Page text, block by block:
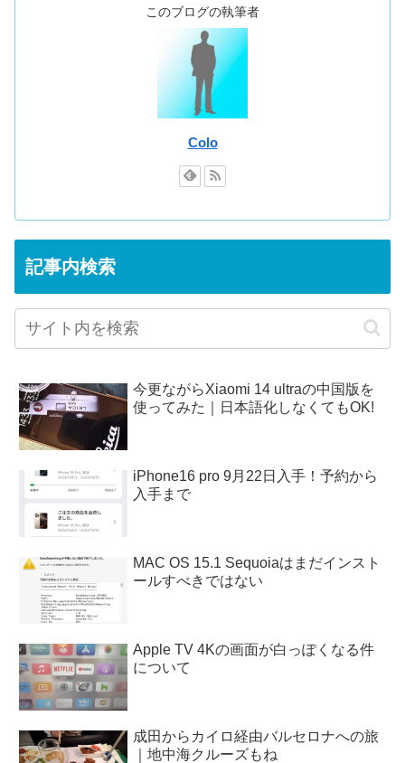
このブログの執筆者
Colo
記事内検索
今更ながらXiaomi 14 ultraの中国版を
使ってみた｜日本語化しなくてもOK!
iPhone16 pro 9月22日入手！予約から
入手まで
MAC OS 15.1 Sequoiaはまだインスト
ールすべきではない
Apple TV 4Kの画面が白っぽくなる件
について
成田からカイロ経由バルセロナへの旅
｜地中海クルーズもね